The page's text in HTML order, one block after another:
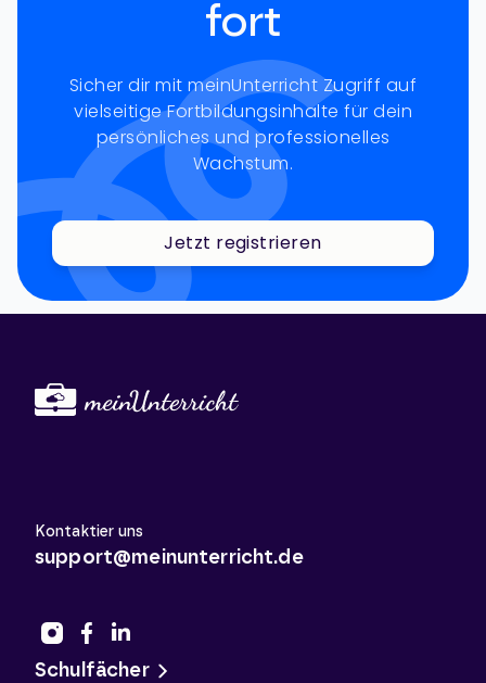
fort
Sicher dir mit meinUnterricht Zugriff auf
vielseitige Fortbildungsinhalte für dein
persönliches und professionelles
Wachstum.
Jetzt registrieren
Kontaktier uns
support@meinunterricht.de
Schulfächer